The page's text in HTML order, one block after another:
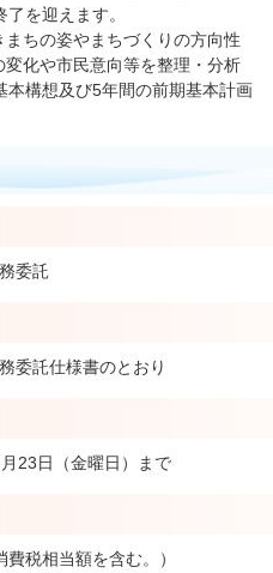
を迎えます。
ちの姿やまちづくりの方向性
化や市民意向等を整理・分析
本構想及び5年間の前期基本計画
委託
委託仕様書のとおり
23日（金曜日）まで
税相当額を含む。）